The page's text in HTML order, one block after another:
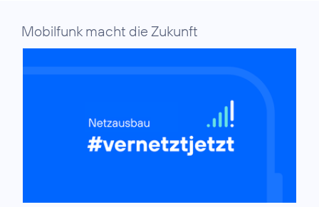
Mobilfunk macht die Zukunft